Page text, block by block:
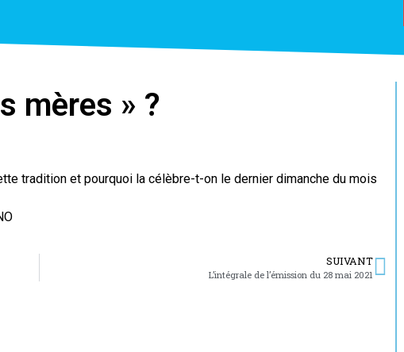
mères » ?
tradition et pourquoi la célèbre-t-on le dernier dimanche du mois
SUIVANT
L’intégrale de l’émission du 28 mai 2021